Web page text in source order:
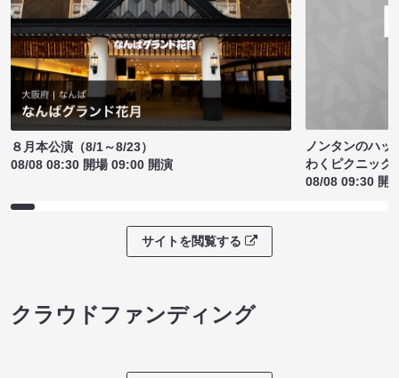
８月本公演（8/1～8/23）
08/08 08:30 開場 09:00 開演
ノンタンのハッ
わくピクニック
08/08 09:30 開
サイトを閲覧する
クラウドファンディング